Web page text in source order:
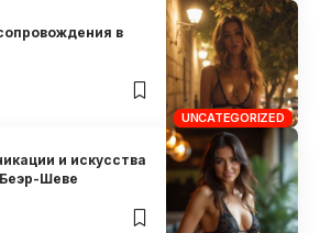
UNCATEGORIZED
в
и искусства
Шеве